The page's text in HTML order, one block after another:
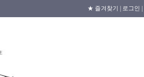
★ 즐겨찾기 | 로그인 |